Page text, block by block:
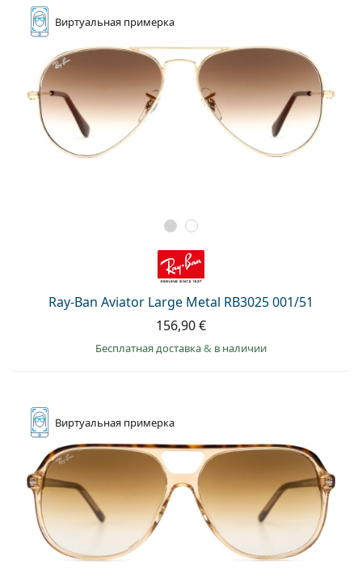
Виртуальная примерка
Ray-Ban Aviator Large Metal RB3025 001/51
156,90 €
Бесплатная доставка& в наличии
Виртуальная примерка